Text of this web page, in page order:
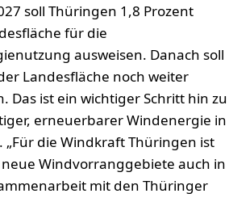
soll Thüringen 1,8 Prozent
für die
ausweisen. Danach soll
Landesfläche noch weiter
Das ist ein wichtiger Schritt hin zu
erneuerbarer Windenergie in
„Für die Windkraft Thüringen ist
Windvorranggebiete auch in
mit den Thüringer